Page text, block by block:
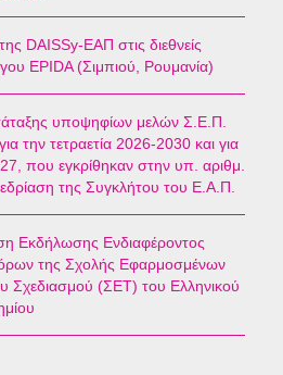
DAISSy-ΕΑΠ στις διεθνείς
EPIDA (Σιμπιού, Ρουμανία)
υποψηφίων μελών Σ.Ε.Π.
την τετραετία 2026-2030 και για
που εγκρίθηκαν στην υπ. αριθμ.
της Συγκλήτου του Ε.Α.Π.
Εκδήλωσης Ενδιαφέροντος
της Σχολής Εφαρμοσμένων
Σχεδιασμού (ΣΕΤ) του Ελληνικού